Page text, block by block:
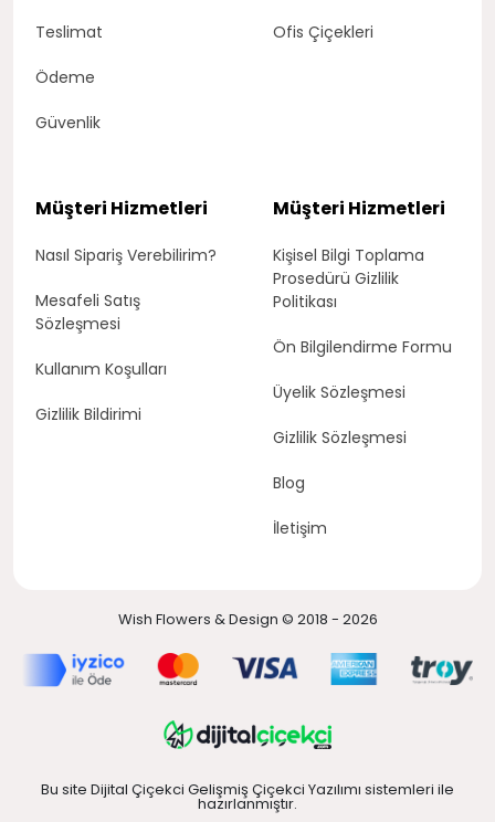
Teslimat
Ödeme
Güvenlik
Ofis Çiçekleri
Müşteri Hizmetleri
Nasıl Sipariş Verebilirim?
Mesafeli Satış
Sözleşmesi
Kullanım Koşulları
Gizlilik Bildirimi
Müşteri Hizmetleri
Kişisel Bilgi Toplama
Prosedürü Gizlilik
Politikası
Ön Bilgilendirme Formu
Üyelik Sözleşmesi
Gizlilik Sözleşmesi
Blog
İletişim
Wish Flowers & Design © 2018 - 2026
Bu site Dijital Çiçekci Gelişmiş Çiçekci Yazılımı sistemleri ile
hazırlanmıştır.